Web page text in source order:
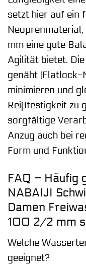
setzt hier auf ein
mm eine gute
Agilität bietet.
genäht (Flatlock-
minimieren und
Reißfestigkeit zu
sorgfältige
Anzug auch bei
Form und
FAQ – Häufig
NABAIJI
Damen
100 2/2 mm
Welche
geeignet?